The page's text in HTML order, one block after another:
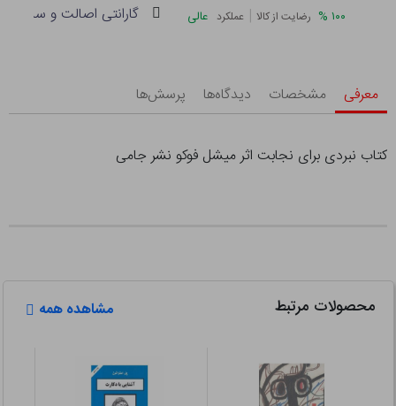
۱۰۰ % رضایت از کالا | عملکرد عالی گارانتی اصالت و سلامت
معرفی مشخصات دیدگاه‌ها پرسش‌ها
کتاب نبردی برای نجابت اثر میشل فوکو نشر جامی
محصولات مرتبط مشاهده همه